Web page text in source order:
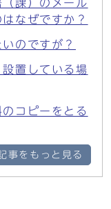
課）のメール
なぜですか？
のですが？
置している場
コピーをとる
事をもっと見る